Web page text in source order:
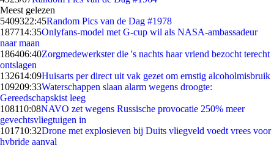
Meest gelezen
5409322:45Random Pics van de Dag #1978
187714:35Onlyfans-model met G-cup wil als NASA-ambassadeur
naar maan
186406:40Zorgmedewerkster die 's nachts haar vriend bezocht terecht
ontslagen
132614:09Huisarts per direct uit vak gezet om ernstig alcoholmisbruik
109209:33Waterschappen slaan alarm wegens droogte:
Gereedschapskist leeg
108110:08NAVO zet wegens Russische provocatie 250% meer
gevechtsvliegtuigen in
101710:32Drone met explosieven bij Duits vliegveld voedt vrees voor
hybride aanval